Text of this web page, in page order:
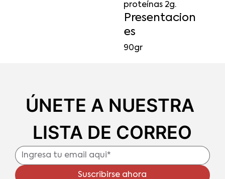
proteínas 2g.
Presentacion
es
90gr
ÚNETE A NUESTRA
LISTA DE CORREO
Suscribirse ahora